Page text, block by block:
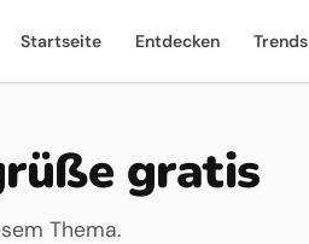
Startseite Entdecken Trends
gratis
Thema.